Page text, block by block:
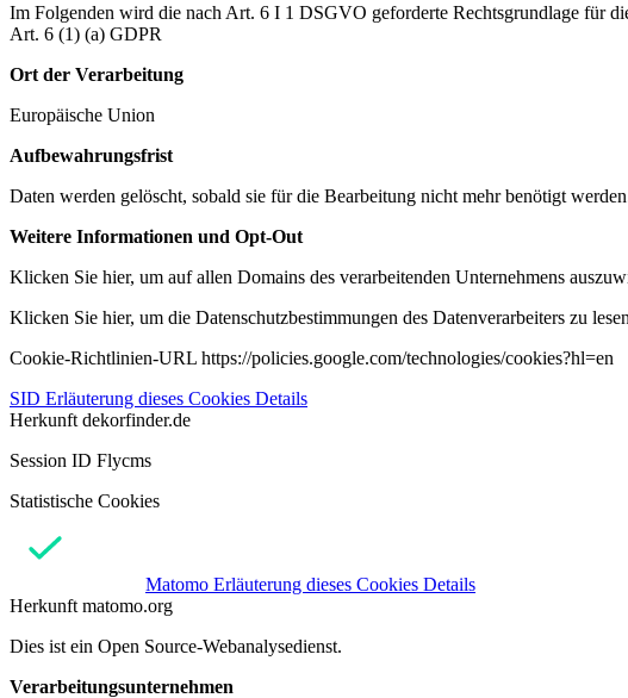
Im Folgenden wird die nach Art. 6 I 1 DSGVO geforderte Rechtsgrundlage für
Art. 6 (1) (a) GDPR
Ort der Verarbeitung
Europäische Union
Aufbewahrungsfrist
Daten werden gelöscht, sobald sie für die Bearbeitung nicht mehr benötigt
Weitere Informationen und Opt-Out
Klicken Sie hier, um auf allen Domains des verarbeitenden Unternehmens
Klicken Sie hier, um die Datenschutzbestimmungen des Datenverarbeiters zu
Cookie-Richtlinien-URL https://policies.google.com/technologies/cookies?hl=en
SID Erläuterung dieses Cookies Details
Herkunft dekorfinder.de
Session ID Flycms
Statistische Cookies
Matomo Erläuterung dieses Cookies Details
Herkunft matomo.org
Dies ist ein Open Source-Webanalysedienst.
Verarbeitungsunternehmen